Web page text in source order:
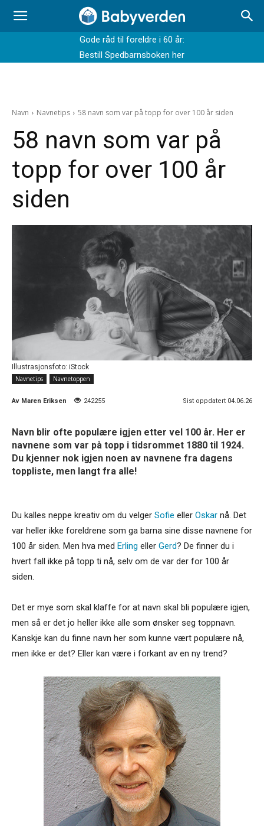
Gode råd til foreldre i 60 år:
Bestill Spedbarnsboken her
Navn Navnetips 58 navn som var på topp for over 100 år siden
58 navn som var på
topp for over 100 år
siden
Illustrasjonsfoto: iStock
Navnetips
Navnetoppen
Av Maren Eriksen 242255 Sist oppdatert 04.06.26
Navn blir ofte populære igjen etter vel 100 år. Her er
navnene som var på topp i tidsrommet 1880 til 1924.
Du kjenner nok igjen noen av navnene fra dagens
toppliste, men langt fra alle!
Du kalles neppe kreativ om du velger Sofie eller Oskar nå. Det
var heller ikke foreldrene som ga barna sine disse navnene for
100 år siden. Men hva med Erling eller Gerd? De finner du i
hvert fall ikke på topp ti nå, selv om de var der for 100 år
siden.
Det er mye som skal klaffe for at navn skal bli populære igjen,
men så er det jo heller ikke alle som ønsker seg toppnavn.
Kanskje kan du finne navn her som kunne vært populære nå,
men ikke er det? Eller kan være i forkant av en ny trend?